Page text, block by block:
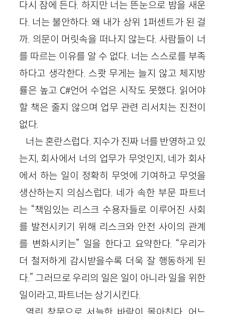
다시 잠에 든다. 하지만 너는 뜬눈으로 밤을 새운
다. 너는 불안하다. 왜 내가 상위 1퍼센트가 된 걸
까. 의문이 머릿속을 떠나지 않는다. 사람들이 너
를 따르는 이유를 알 수 없다. 너는 스스로를 부족
하다고 생각한다. 스쾃 무게는 늘지 않고 체지방
률은 높고 C#언어 수업은 시작도 못했다. 읽어야
할 책은 줄지 않으며 업무 관련 리서치는 진전이
없다.
너는 혼란스럽다. 지수가 진짜 너를 반영하고 있
는지, 회사에서 너의 업무가 무엇인지, 네가 회사
에서 하는 일이 정확히 무엇에 기여하고 무엇을
생산하는지 의심스럽다. 네가 속한 부문 파트너
는 “책임있는 리스크 수용자들로 이루어진 사회
를 발전시키기 위해 리스크와 안전 사이의 관계
를 변화시키는” 일을 한다고 요약한다. “우리가
더 철저하게 감시받을수록 더욱 잘 행동하게 된
다.” 그러므로 우리의 일은 일이 아니라 일을 위한
일이라고, 파트너는 상기시킨다.